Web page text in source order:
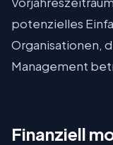
potenzielles
Organisationen,
Management
Finanziell